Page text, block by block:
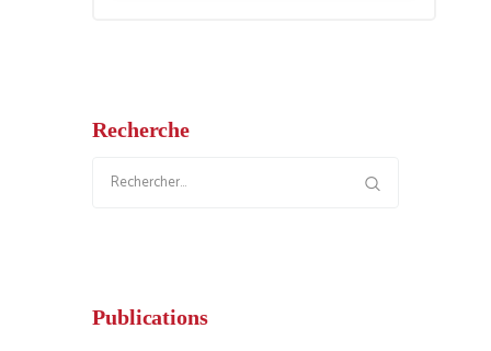
Recherche
Publications